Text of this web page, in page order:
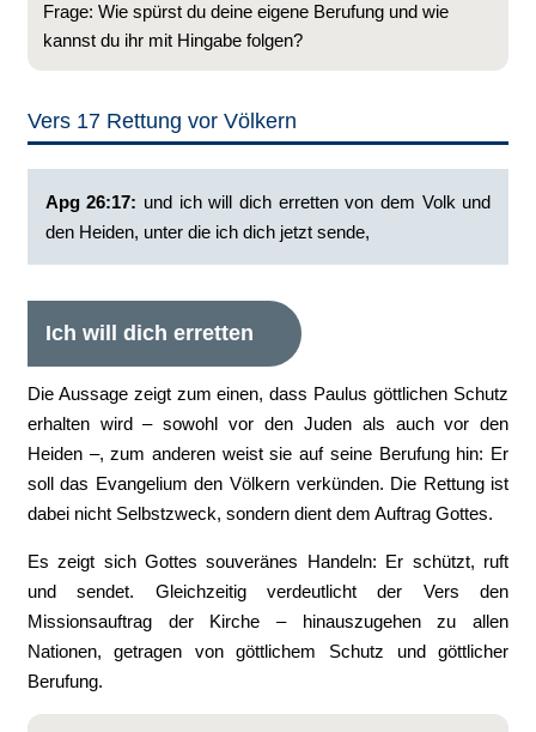
Frage: Wie spürst du deine eigene Berufung und wie
kannst du ihr mit Hingabe folgen?
Vers 17 Rettung vor Völkern
Apg 26:17: ‭ und ich will dich erretten von dem Volk und
den Heiden, unter die ich dich jetzt sende,
Ich will dich erretten
Die Aussage zeigt zum einen, dass Paulus göttlichen Schutz
erhalten wird – sowohl vor den Juden als auch vor den
Heiden –, zum anderen weist sie auf seine Berufung hin: Er
soll das Evangelium den Völkern verkünden. Die Rettung ist
dabei nicht Selbstzweck, sondern dient dem Auftrag Gottes.
Es zeigt sich Gottes souveränes Handeln: Er schützt, ruft
und sendet. Gleichzeitig verdeutlicht der Vers den
Missionsauftrag der Kirche – hinauszugehen zu allen
Nationen, getragen von göttlichem Schutz und göttlicher
Berufung.